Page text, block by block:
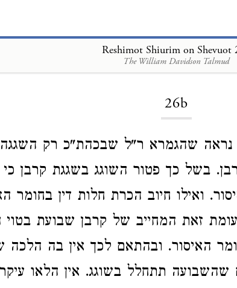
Reshimot Shiurim on Shevuot
The William Davidson Talmud
Loading...
26b
נראה שהגמרא ר"ל שבכהת"כ רק השגגה
בשל כך פטור השוגג בשגגת קרבן כי
ואילו חיוב הכרת חלות דין בחומר
זאת המחייב של קרבן שבועת בטוי
האיסור. ובהתאם לכך אין בה הלכה
שהשבועה תתחלל בשוגג. אין הלאו עיקר